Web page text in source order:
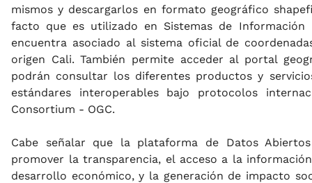
mismos y descargarlos en formato geográfico
facto que es utilizado en Sistemas de Información
encuentra asociado al sistema oficial de
origen Cali. También permite acceder al portal
podrán consultar los diferentes productos y
estándares interoperables bajo protocolos
Consortium - OGC.
Cabe señalar que la plataforma de Datos
promover la transparencia, el acceso a la
desarrollo económico, y la generación de impacto